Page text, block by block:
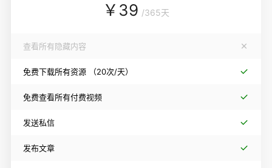
￥ 39 /365天
查看所有隐藏内容
免费下载所有资源 （20次/天）
免费查看所有付费视频
发送私信
发布文章